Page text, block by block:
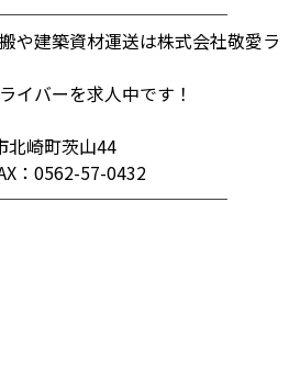
や建築資材運送は株式会社敬愛ラ
イバーを求人中です！
北崎町茨山44
：0562-57-0432